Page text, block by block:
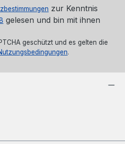
zur Kenntnis
gelesen und bin mit ihnen
geschützt und es gelten die
.